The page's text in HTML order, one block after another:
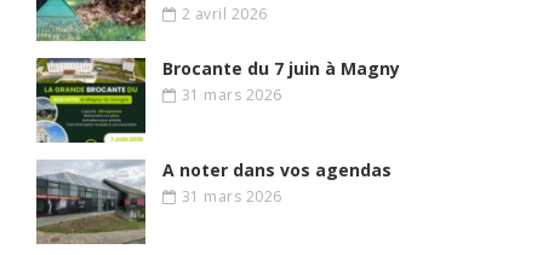
2 avril 2026
Brocante du 7 juin à Magny
31 mars 2026
A noter dans vos agendas
31 mars 2026